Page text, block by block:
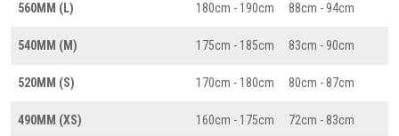
560MM (L) 180cm - 190cm 88cm - 94cm
540MM (M) 175cm - 185cm 83cm - 90cm
520MM (S) 170cm - 180cm 80cm - 87cm
490MM (XS) 160cm - 175cm 72cm - 83cm